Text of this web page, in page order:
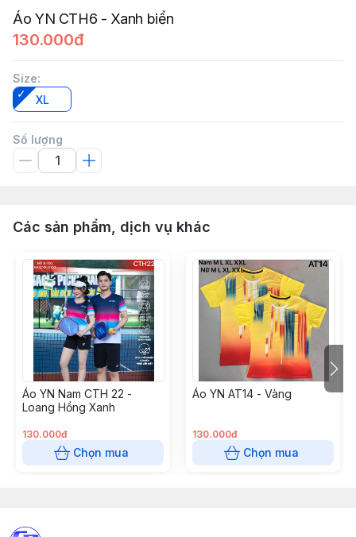
Áo YN CTH6 - Xanh biển
130.000đ
Size:
XL
Số lượng
Các sản phẩm, dịch vụ khác
Áo YN Nam CTH 22 -
Loang Hồng Xanh
130.000đ
Chọn mua
Áo YN AT14 - Vàng
130.000đ
Chọn mua